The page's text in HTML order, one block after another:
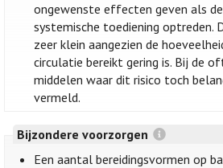
ongewenste effecten geven als
systemische toediening optreden.
zeer klein aangezien de
circulatie bereikt gering is. Bij de
middelen waar dit risico toch
vermeld.
Bijzondere voorzorgen
Een aantal bereidingsvormen op